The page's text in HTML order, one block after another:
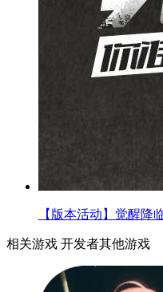
【版本活动】觉醒降
相关游戏 开发者其他游戏